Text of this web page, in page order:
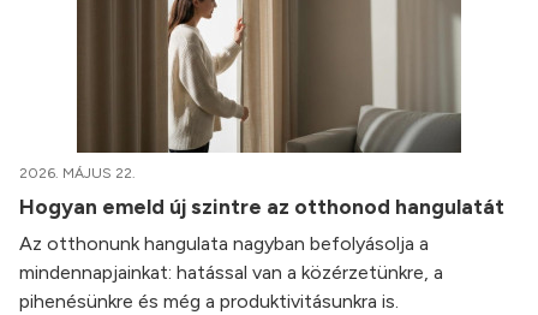
2026. MÁJUS 22.
Hogyan emeld új szintre az otthonod hangulatát
Az otthonunk hangulata nagyban befolyásolja a
mindennapjainkat: hatással van a közérzetünkre, a
pihenésünkre és még a produktivitásunkra is.